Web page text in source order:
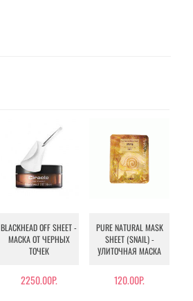
BLACKHEAD OFF SHEET -
МАСКА ОТ ЧЕРНЫХ
ТОЧЕК
2250.00Р.
PURE NATURAL MASK
SHEET (SNAIL) -
УЛИТОЧНАЯ МАСКА
120.00Р.